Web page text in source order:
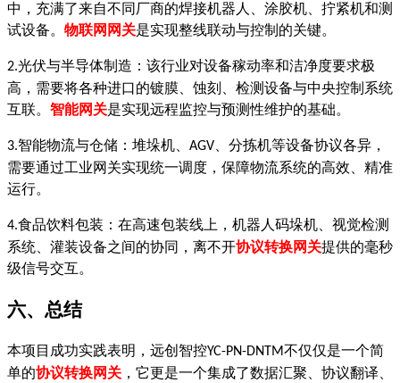
中，充满了来自不同厂商的焊接机器人、涂胶机、拧紧机和测
试设备。 物联网网关是实现整线联动与控制的关键。
2.光伏与半导体制造：该行业对设备稼动率和洁净度要求极
高，需要将各种进口的镀膜、蚀刻、检测设备与中央控制系统
互联。 智能网关是实现远程监控与预测性维护的基础。
3.智能物流与仓储：堆垛机、 AGV 、分拣机等设备协议各异，
需要通过工业网关实现统一调度，保障物流系统的高效、精准
运行。
4.食品饮料包装：在高速包装线上，机器人码垛机、视觉检测
系统、灌装设备之间的协同，离不开协议转换网关提供的毫秒
级信号交互。
六、总结
本项目成功实践表明， 远创智控YC-PN-DNTM不仅仅是一个简
单的协议转换网关 ，它更是一个集成了数据汇聚、协议翻译、